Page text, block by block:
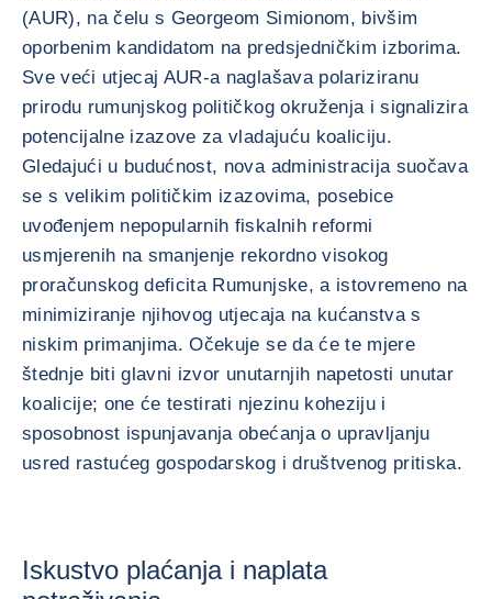
(AUR), na čelu s Georgeom Simionom, bivšim
oporbenim kandidatom na predsjedničkim izborima.
Sve veći utjecaj AUR-a naglašava polariziranu
prirodu rumunjskog političkog okruženja i signalizira
potencijalne izazove za vladajuću koaliciju.
Gledajući u budućnost, nova administracija suočava
se s velikim političkim izazovima, posebice
uvođenjem nepopularnih fiskalnih reformi
usmjerenih na smanjenje rekordno visokog
proračunskog deficita Rumunjske, a istovremeno na
minimiziranje njihovog utjecaja na kućanstva s
niskim primanjima. Očekuje se da će te mjere
štednje biti glavni izvor unutarnjih napetosti unutar
koalicije; one će testirati njezinu koheziju i
sposobnost ispunjavanja obećanja o upravljanju
usred rastućeg gospodarskog i društvenog pritiska.
Iskustvo plaćanja i naplata